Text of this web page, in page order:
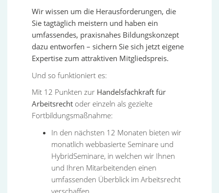
Wir wissen um die Herausforderungen, die
Sie tagtäglich meistern und haben ein
umfassendes, praxisnahes Bildungskonzept
dazu entworfen – sichern Sie sich jetzt eigene
Expertise zum attraktiven Mitgliedspreis.
Und so funktioniert es:
Mit 12 Punkten zur Handelsfachkraft für
Arbeitsrecht oder einzeln als gezielte
Fortbildungsmaßnahme:
In den nächsten 12 Monaten bieten wir
monatlich webbasierte Seminare und
HybridSeminare, in welchen wir Ihnen
und Ihren Mitarbeitenden einen
umfassenden Überblick im Arbeitsrecht
verschaffen